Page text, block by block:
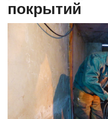
покрытий